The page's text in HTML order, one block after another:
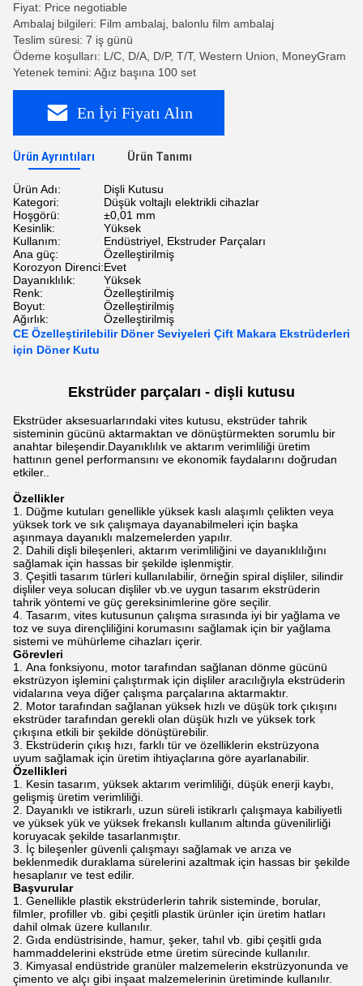
Fiyat: Price negotiable
Ambalaj bilgileri: Film ambalaj, balonlu film ambalaj
Teslim süresi: 7 iş günü
Ödeme koşulları: L/C, D/A, D/P, T/T, Western Union, MoneyGram
Yetenek temini: Ağız başına 100 set
En İyi Fiyatı Alın
Ürün Ayrıntıları Ürün Tanımı
Ürün Adı:
Dişli Kutusu
Kategori:
Düşük voltajlı elektrikli cihazlar
Hoşgörü:
±0,01 mm
Kesinlik:
Yüksek
Kullanım:
Endüstriyel, Ekstruder Parçaları
Ana güç:
Özelleştirilmiş
Korozyon Direnci:Evet
Dayanıklılık:
Yüksek
Renk:
Özelleştirilmiş
Boyut:
Özelleştirilmiş
Ağırlık:
Özelleştirilmiş
CE Özelleştirilebilir Döner Seviyeleri Çift Makara Ekstrüderleri
için Döner Kutu
Ekstrüder parçaları - dişli kutusu
Ekstrüder aksesuarlarındaki vites kutusu, ekstrüder tahrik
sisteminin gücünü aktarmaktan ve dönüştürmekten sorumlu bir
anahtar bileşendir.Dayanıklılık ve aktarım verimliliği üretim
hattının genel performansını ve ekonomik faydalarını doğrudan
etkiler..
Özellikler
Düğme kutuları genellikle yüksek kaslı alaşımlı çelikten veya
yüksek tork ve sık çalışmaya dayanabilmeleri için başka
aşınmaya dayanıklı malzemelerden yapılır.
Dahili dişli bileşenleri, aktarım verimliliğini ve dayanıklılığını
sağlamak için hassas bir şekilde işlenmiştir.
Çeşitli tasarım türleri kullanılabilir, örneğin spiral dişliler, silindir
dişliler veya solucan dişliler vb.ve uygun tasarım ekstrüderin
tahrik yöntemi ve güç gereksinimlerine göre seçilir.
Tasarım, vites kutusunun çalışma sırasında iyi bir yağlama ve
toz ve suya dirençliliğini korumasını sağlamak için bir yağlama
sistemi ve mühürleme cihazları içerir.
Görevleri
Ana fonksiyonu, motor tarafından sağlanan dönme gücünü
ekstrüzyon işlemini çalıştırmak için dişliler aracılığıyla ekstrüderin
vidalarına veya diğer çalışma parçalarına aktarmaktır.
Motor tarafından sağlanan yüksek hızlı ve düşük tork çıkışını
ekstrüder tarafından gerekli olan düşük hızlı ve yüksek tork
çıkışına etkili bir şekilde dönüştürebilir.
Ekstrüderin çıkış hızı, farklı tür ve özelliklerin ekstrüzyona
uyum sağlamak için üretim ihtiyaçlarına göre ayarlanabilir.
Özellikleri
Kesin tasarım, yüksek aktarım verimliliği, düşük enerji kaybı,
gelişmiş üretim verimliliği.
Dayanıklı ve istikrarlı, uzun süreli istikrarlı çalışmaya kabiliyetli
ve yüksek yük ve yüksek frekanslı kullanım altında güvenilirliği
koruyacak şekilde tasarlanmıştır.
İç bileşenler güvenli çalışmayı sağlamak ve arıza ve
beklenmedik duraklama sürelerini azaltmak için hassas bir şekilde
hesaplanır ve test edilir.
Başvurular
Genellikle plastik ekstrüderlerin tahrik sisteminde, borular,
filmler, profiller vb. gibi çeşitli plastik ürünler için üretim hatları
dahil olmak üzere kullanılır.
Gıda endüstrisinde, hamur, şeker, tahıl vb. gibi çeşitli gıda
hammaddelerini ekstrüde etme üretim sürecinde kullanılır.
Kimyasal endüstride granüler malzemelerin ekstrüzyonunda ve
çimento ve alçı gibi inşaat malzemelerinin üretiminde kullanılır.